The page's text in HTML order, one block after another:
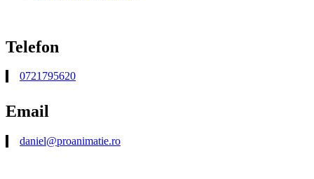
Telefon
0721795620
Email
daniel@proanimatie.ro